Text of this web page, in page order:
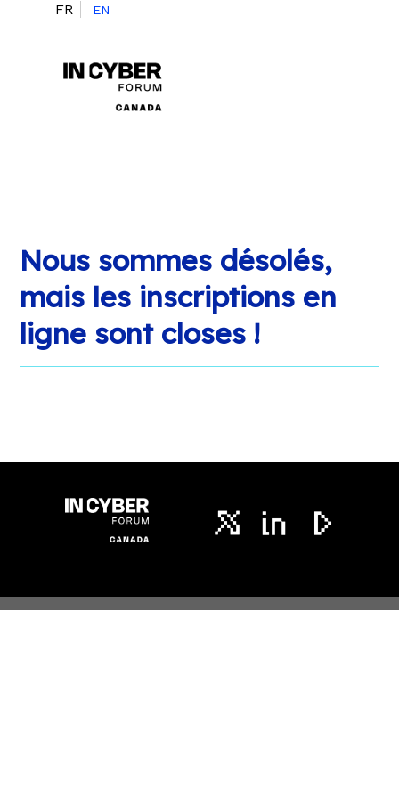
FR EN
Nous sommes désolés,
mais les inscriptions en
ligne sont closes !